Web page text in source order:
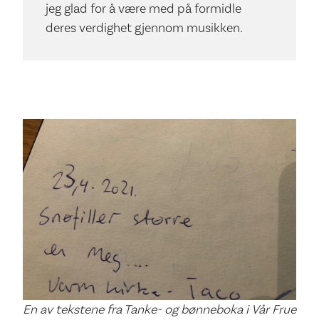
jeg glad for å være med på formidle
deres verdighet gjennom musikken.
En av tekstene fra Tanke- og bønneboka i Vår Frue